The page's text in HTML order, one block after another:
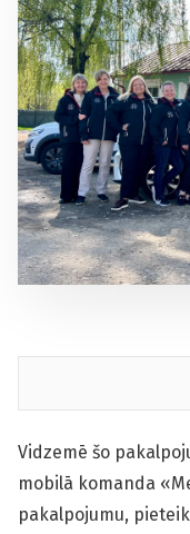
Vidzemē šo
mobilā komanda
pakalpojumu,